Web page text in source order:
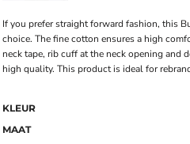
If you prefer straight forward fashion, this
choice. The fine cotton ensures a high
neck tape, rib cuff at the neck opening and
high quality. This product is ideal for
KLEUR
MAAT